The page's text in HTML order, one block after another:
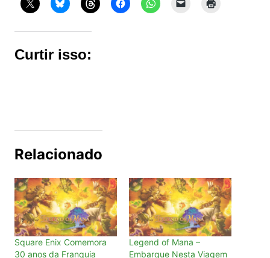
Curtir isso:
Relacionado
Square Enix Comemora
30 anos da Franquia
Legend of Mana –
Embarque Nesta Viagem